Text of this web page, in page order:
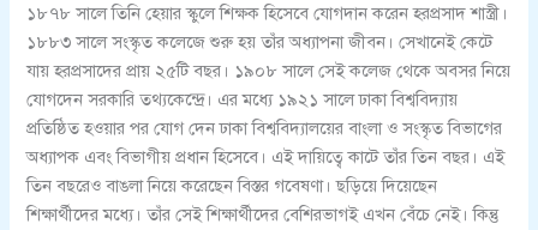
১৮৭৮ সালে তিনি হেয়ার স্কুলে শিক্ষক হিসেবে যোগদান করেন হরপ্রসাদ শাস্ত্রী।
১৮৮৩ সালে সংস্কৃত কলেজে শুরু হয় তাঁর অধ্যাপনা জীবন। সেখানেই কেটে
যায় হরপ্রসাদের প্রায় ২৫টি বছর। ১৯০৮ সালে সেই কলেজ থেকে অবসর নিয়ে
যোগদেন সরকারি তথ্যকেন্দ্রে। এর মধ্যে ১৯২১ সালে ঢাকা বিশ্ববিদ্যায়
প্রতিষ্ঠিত হওয়ার পর যোগ দেন ঢাকা বিশ্ববিদ্যালয়ের বাংলা ও সংস্কৃত বিভাগের
অধ্যাপক এবং বিভাগীয় প্রধান হিসেবে। এই দায়িত্বে কাটে তাঁর তিন বছর। এই
তিন বছরেও বাঙলা নিয়ে করেছেন বিস্তর গবেষণা। ছড়িয়ে দিয়েছেন
শিক্ষার্থীদের মধ্যে। তাঁর সেই শিক্ষার্থীদের বেশিরভাগই এখন বেঁচে নেই। কিন্তু